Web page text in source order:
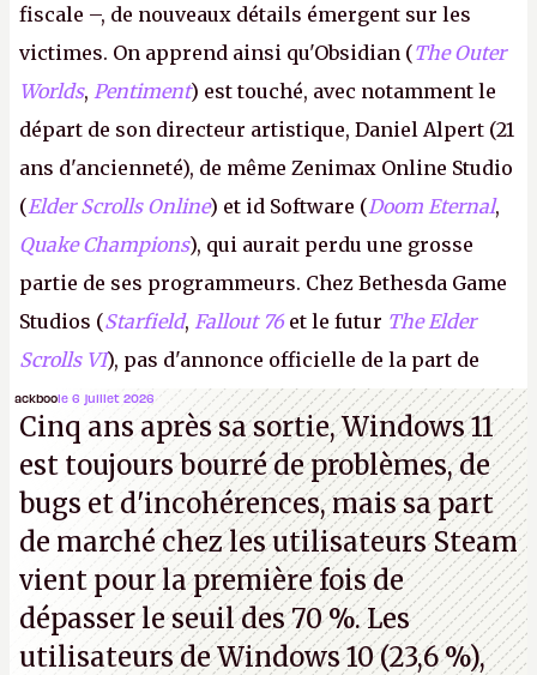
fiscale –, de nouveaux détails émergent sur les
victimes. On apprend ainsi qu'Obsidian (The Outer
Worlds, Pentiment) est touché, avec notamment le
départ de son directeur artistique, Daniel Alpert (21
ans d'ancienneté), de même Zenimax Online Studio
(Elder Scrolls Online) et id Software (Doom Eternal,
Quake Champions), qui aurait perdu une grosse
partie de ses programmeurs. Chez Bethesda Game
Studios (Starfield, Fallout 76 et le futur The Elder
Scrolls VI), pas d'annonce officielle de la part de
Microsoft, mais le syndicat des employés confirme
de nombreux licenciements.A.
ackboole 6 juillet 2026
Cinq ans après sa sortie, Windows 11
est toujours bourré de problèmes, de
bugs et d'incohérences, mais sa part
de marché chez les utilisateurs Steam
vient pour la première fois de
dépasser le seuil des 70 %. Les
utilisateurs de Windows 10 (23,6 %),